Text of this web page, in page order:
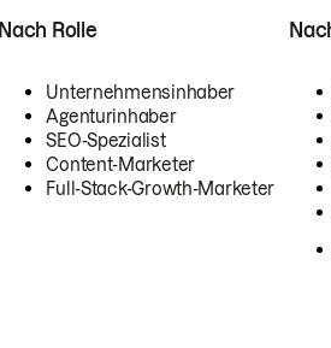
Nach Rolle
Unternehmensinhaber
Agenturinhaber
SEO-Spezialist
Content-Marketer
Full-Stack-Growth-Marketer